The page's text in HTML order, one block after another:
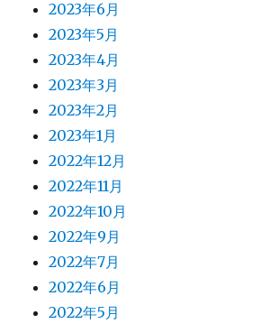
2025年5月
2025年4月
2025年3月
2025年2月
2025年1月
2024年12月
2024年11月
2024年10月
2024年9月
2024年7月
2024年6月
2024年5月
2024年4月